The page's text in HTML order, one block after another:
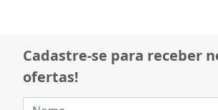
Cadastre-se para receber
ofertas!